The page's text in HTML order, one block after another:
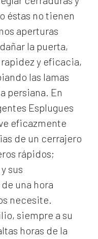
éstas no tienen
aperturas
la puerta,
y eficacia,
las lamas
persiana. En
Esplugues
eficazmente
de un cerrajero
rápidos;
sus
una hora
necesite.
, siempre a su
horas de la